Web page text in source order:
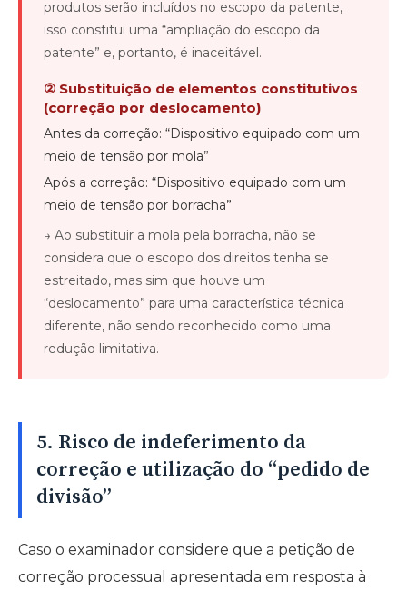
produtos serão incluídos no escopo da patente,
isso constitui uma “ampliação do escopo da
patente” e, portanto, é inaceitável.
② Substituição de elementos constitutivos
(correção por deslocamento)
Antes da correção: “Dispositivo equipado com um
meio de tensão por mola”
Após a correção: “Dispositivo equipado com um
meio de tensão por borracha”
→ Ao substituir a mola pela borracha, não se
considera que o escopo dos direitos tenha se
estreitado, mas sim que houve um
“deslocamento” para uma característica técnica
diferente, não sendo reconhecido como uma
redução limitativa.
5. Risco de indeferimento da
correção e utilização do “pedido de
divisão”
Caso o examinador considere que a petição de
correção processual apresentada em resposta à